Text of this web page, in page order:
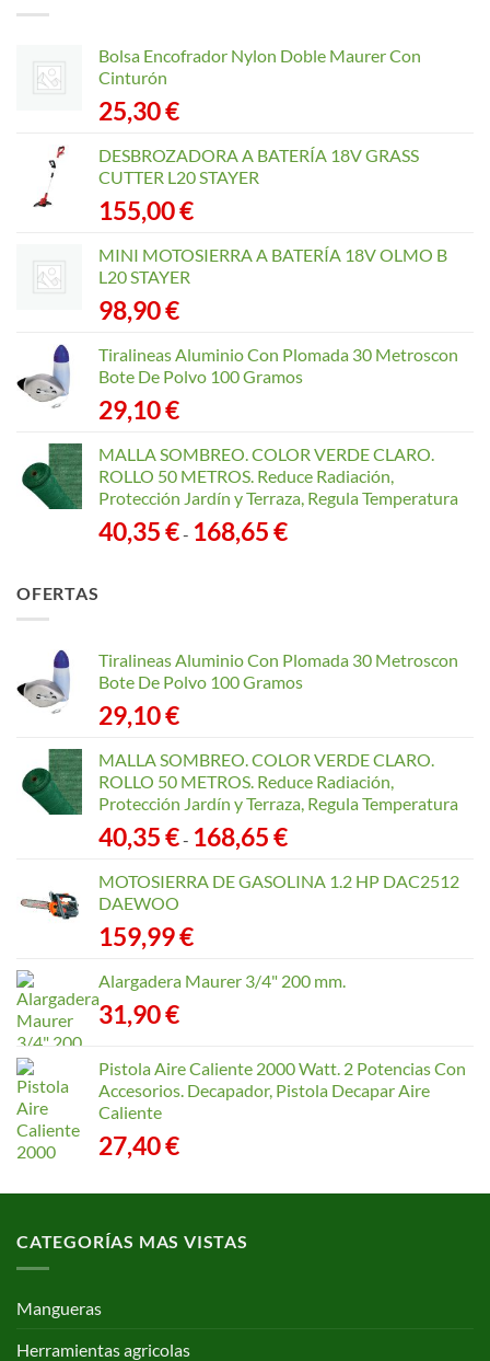
pueden
página
Bolsa Encofrador Nylon Doble Maurer Con
Cinturón
25,30€
DESBROZADORA A BATERÍA 18V GRASS
CUTTER L20 STAYER
155,00€
MINI MOTOSIERRA A BATERÍA 18V OLMO B
L20 STAYER
98,90€
Tiralineas Aluminio Con Plomada 30 Metroscon
Bote De Polvo 100 Gramos
29,10€
MALLA SOMBREO. COLOR VERDE CLARO.
ROLLO 50 METROS. Reduce Radiación,
Protección Jardín y Terraza, Regula Temperatura
40,35€- 168,65€Rango
168,65 €
OFERTAS
Tiralineas Aluminio Con Plomada 30 Metroscon
Bote De Polvo 100 Gramos
29,10€
MALLA SOMBREO. COLOR VERDE CLARO.
ROLLO 50 METROS. Reduce Radiación,
Protección Jardín y Terraza, Regula Temperatura
40,35€- 168,65€Rango
precios:
MOTOSIERRA DE GASOLINA 1.2 HP DAC2512
DAEWOO
159,99€
Alargadera Maurer 3/4" 200 mm.
31,90€
Pistola Aire Caliente 2000 Watt. 2 Potencias Con
Accesorios. Decapador, Pistola Decapar Aire
Caliente
27,40€
CATEGORÍAS MAS VISTAS
Mangueras
Herramientas agricolas